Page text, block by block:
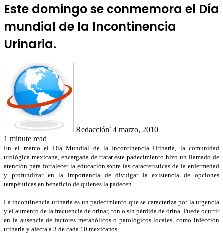
Este domingo se conmemora el Día
mundial de la Incontinencia
Urinaria.
Redacción14 marzo, 2010
1 minute read
En el marco el Día Mundial de la Incontinencia Urinaria, la comunidad
urológica mexicana, encargada de tratar este padecimiento hizo un llamado de
atención para fortalecer la educación sobre las características de la enfermedad
y profundizar en la importancia de divulgar la existencia de opciones
terapéuticas en beneficio de quienes la padecen.
La incontinencia urinaria es un padecimiento que se caracteriza por la urgencia
y el aumento de la frecuencia de orinar, con o sin pérdida de orina. Puede ocurrir
en la ausencia de factores metabólicos o patológicos locales, como infección
urinaria y afecta a 3 de cada 10 mexicanos.